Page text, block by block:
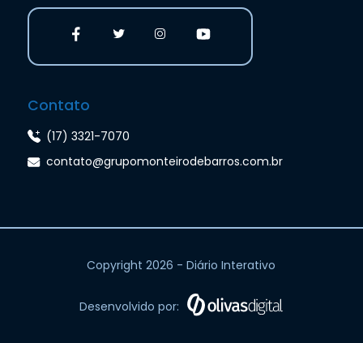
Contato
(17) 3321-7070
contato@grupomonteirodebarros.com.br
Copyright 2026 - Diário Interativo
Desenvolvido por: